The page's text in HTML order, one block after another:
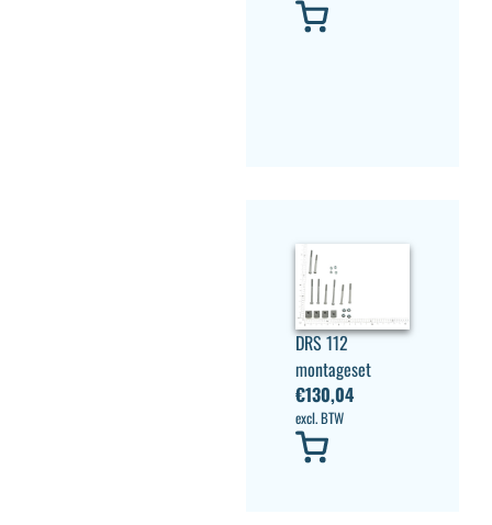
DRS 112
montageset
€130,04
excl. BTW